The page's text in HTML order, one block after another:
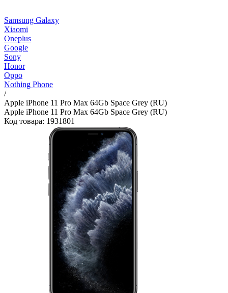
Samsung Galaxy
Xiaomi
Oneplus
Google
Sony
Honor
Oppo
Nothing Phone
/
Apple iPhone 11 Pro Max 64Gb Space Grey (RU)
Apple iPhone 11 Pro Max 64Gb Space Grey (RU)
Код товара: 1931801